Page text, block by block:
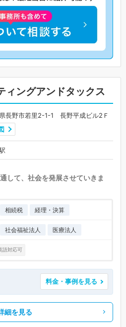
ィングアンドタックス
長野市若里2-1-1 長野平成ビル2Ｆ
して、社会を発展させていきま
相続税 経理・決算
社会福祉法人 医療法人
語対応可
料金・事例を見る
細を見る